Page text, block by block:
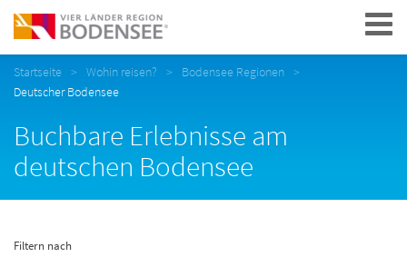
Navigation
Startseite Wohin reisen?
Bodensee Regionen
Deutscher Bodensee
Buchbare Erlebnisse am
deutschen Bodensee
Filtern nach